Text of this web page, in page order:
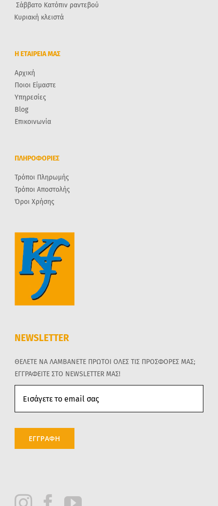
Σάββατο Κατόπιν ραντεβού
Κυριακή κλειστά
Η ΕΤΑΙΡΕΙΑ ΜΑΣ
Αρχική
Ποιοι Είμαστε
Υπηρεσίες
Blog
Επικοινωνία
ΠΛΗΡΟΦΟΡΙΕΣ
Τρόποι Πληρωμής
Τρόποι Αποστολής
Όροι Χρήσης
NEWSLETTER
ΘΕΛΕΤΕ ΝΑ ΛΑΜΒΑΝΕΤΕ ΠΡΩΤΟΙ ΟΛΕΣ ΤΙΣ ΠΡΟΣΦΟΡΕΣ ΜΑΣ;
ΕΓΓΡΑΦΕΙΤΕ ΣΤΟ NEWSLETTER ΜΑΣ!
ΕΓΓΡΑΦΗ